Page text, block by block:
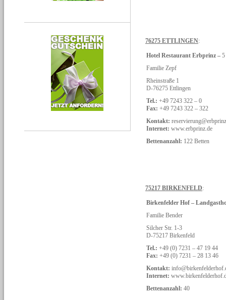
76275 ETTLINGEN:
Hotel Restaurant Erbprinz – 5
Familie Zepf
Rheinstraße 1
D-76275 Ettlingen
Tel.: +49 7243 322 – 0
Fax: +49 7243 322 – 322
Kontakt:
Internet: www.erbprinz.de
Bettenanzahl: 122 Betten
75217 BIRKENFELD:
Birkenfelder Hof –
Familie Bender
Silcher Str. 1-3
D-75217 Birkenfeld
Tel.: +49 (0) 7231 – 47 19 44
Fax: +49 (0) 7231 – 28 13 46
Kontakt:
Internet:
Bettenanzahl: 40